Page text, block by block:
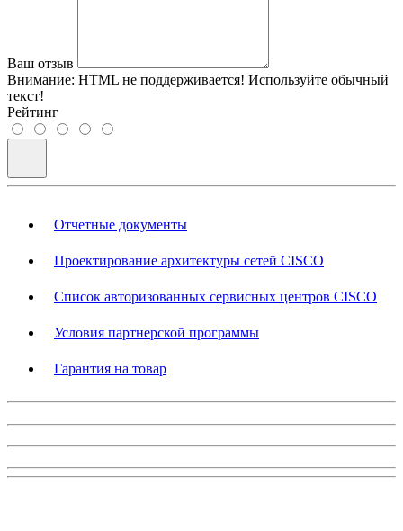
Ваш отзыв
Внимание: HTML не поддерживается! Используйте обычный
текст!
Рейтинг
Отчетные документы
Проектирование архитектуры сетей CISCO
Список авторизованных сервисных центров CISCO
Условия партнерской программы
Гарантия на товар